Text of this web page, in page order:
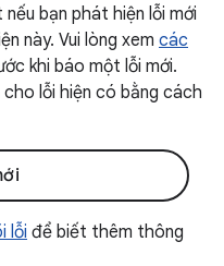
bạn phát hiện lỗi mới
này. Vui lòng xem các
khi báo một lỗi mới.
lỗi hiện có bằng cách
lỗi để biết thêm thông